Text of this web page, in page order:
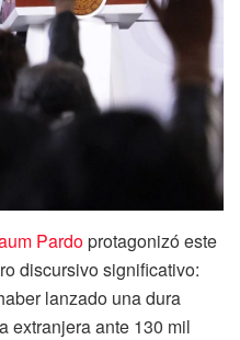
Pardoprotagonizó este
discursivo significativo:
lanzado una dura
extranjera ante 130 mil